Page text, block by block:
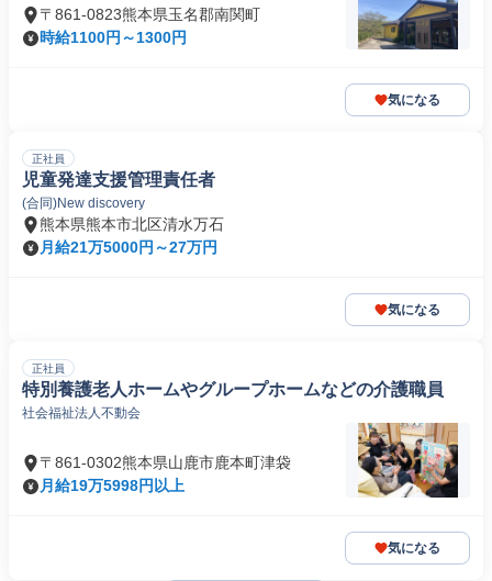
〒861-0823熊本県玉名郡南関町
時給1100円～1300円
気になる
正社員
児童発達支援管理責任者
(合同)New discovery
熊本県熊本市北区清水万石
月給21万5000円～27万円
気になる
正社員
特別養護老人ホームやグループホームなどの介護職員
社会福祉法人不動会
〒861-0302熊本県山鹿市鹿本町津袋
月給19万5998円以上
気になる